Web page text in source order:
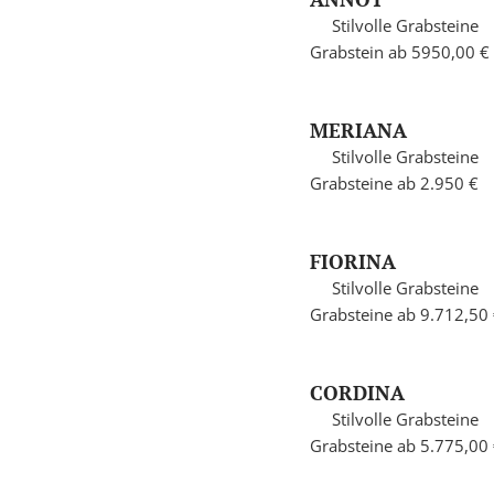
Stilvolle Grabsteine
Grabstein ab 5950,00 €
MERIANA
Stilvolle Grabsteine
Grabsteine ab 2.950 €
FIORINA
Stilvolle Grabsteine
Grabsteine ab 9.712,50
CORDINA
Stilvolle Grabsteine
Grabsteine ab 5.775,00